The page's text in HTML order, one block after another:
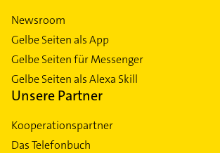
Newsroom
Gelbe Seiten als App
Gelbe Seiten für Messenger
Gelbe Seiten als Alexa Skill
Unsere Partner
Kooperationspartner
Das Telefonbuch